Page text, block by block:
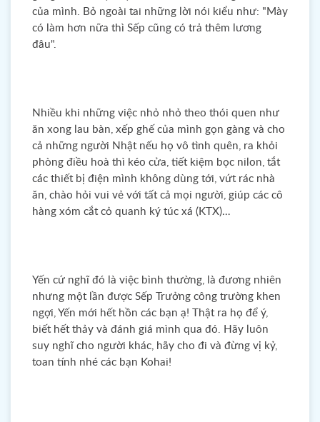
của mình. Bỏ ngoài tai những lời nói kiểu như: "Mày
có làm hơn nữa thì Sếp cũng có trả thêm lương
đâu".
Nhiều khi những việc nhỏ nhỏ theo thói quen như
ăn xong lau bàn, xếp ghế của mình gọn gàng và cho
cả những người Nhật nếu họ vô tình quên, ra khỏi
phòng điều hoà thì kéo cửa, tiết kiệm bọc nilon, tắt
các thiết bị điện mình không dùng tới, vứt rác nhà
ăn, chào hỏi vui vẻ với tất cả mọi người, giúp các cô
hàng xóm cắt cỏ quanh ký túc xá (KTX)…
Yến cứ nghĩ đó là việc bình thường, là đương nhiên
nhưng một lần được Sếp Trưởng công trường khen
ngợi, Yến mới hết hồn các bạn ạ! Thật ra họ để ý,
biết hết thảy và đánh giá mình qua đó. Hãy luôn
suy nghĩ cho người khác, hãy cho đi và đừng vị kỷ,
toan tính nhé các bạn Kohai!